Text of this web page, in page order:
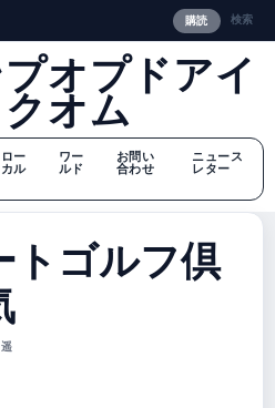
購読 検索
オプドアイ
オム
ロー
カル
ワー
ルド
お問い
合わせ
ニュース
レター
トゴルフ倶